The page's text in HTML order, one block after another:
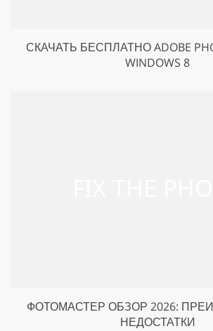
СКАЧАТЬ БЕСПЛАТНО ADOBE
WINDOWS 8
ФОТОМАСТЕР ОБЗОР 2026:
НЕДОСТАТКИ